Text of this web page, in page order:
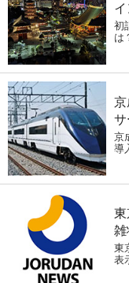
イ
初
は
サ
京
導
東
表